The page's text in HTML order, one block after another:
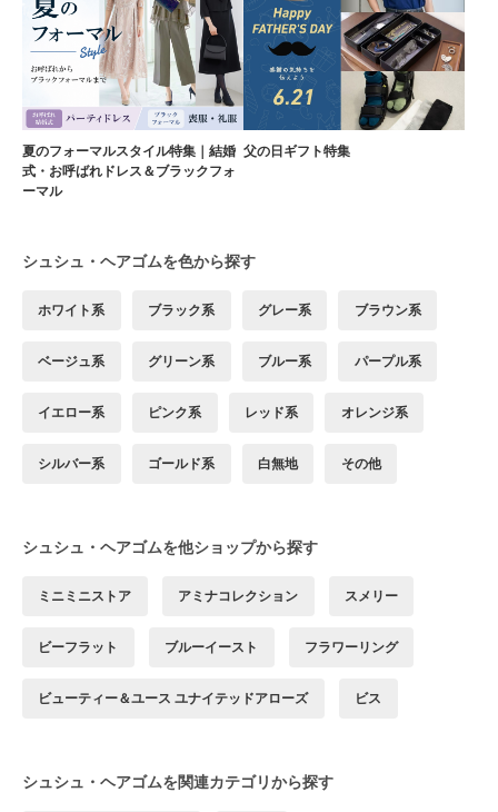
夏のフォーマルスタイル特集｜結婚
式・お呼ばれドレス＆ブラックフォ
ーマル
父の日ギフト特集
シュシュ・ヘアゴムを色から探す
ホワイト系 ブラック系 グレー系 ブラウン系
ベージュ系 グリーン系 ブルー系 パープル系
イエロー系 ピンク系 レッド系 オレンジ系
シルバー系 ゴールド系 白無地 その他
シュシュ・ヘアゴムを他ショップから探す
ミニミニストア アミナコレクション スメリー
ビーフラット ブルーイースト フラワーリング
ビューティー＆ユース ユナイテッドアローズ ビス
シュシュ・ヘアゴムを関連カテゴリから探す